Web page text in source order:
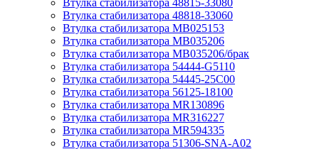
Втулка стабилизатора 48815-33080
Втулка стабилизатора 48818-33060
Втулка стабилизатора MB025153
Втулка стабилизатора MB035206
Втулка стабилизатора MB035206/брак
Втулка стабилизатора 54444-G5110
Втулка стабилизатора 54445-25C00
Втулка стабилизатора 56125-18100
Втулка стабилизатора MR130896
Втулка стабилизатора MR316227
Втулка стабилизатора MR594335
Втулка стабилизатора 51306-SNA-A02